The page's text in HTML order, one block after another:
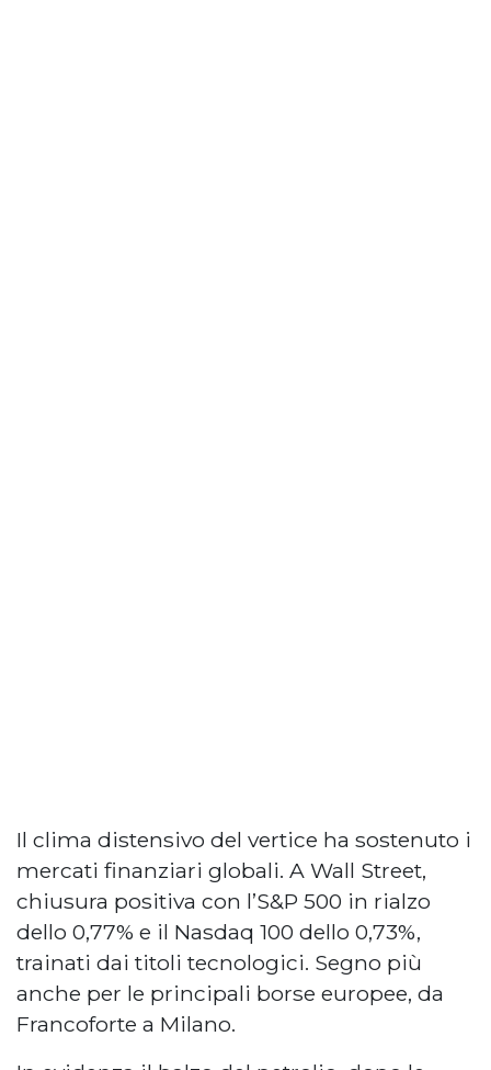
Il clima distensivo del vertice ha sostenuto i
mercati finanziari globali. A Wall Street,
chiusura positiva con l’S&P 500 in rialzo
dello 0,77% e il Nasdaq 100 dello 0,73%,
trainati dai titoli tecnologici. Segno più
anche per le principali borse europee, da
Francoforte a Milano.